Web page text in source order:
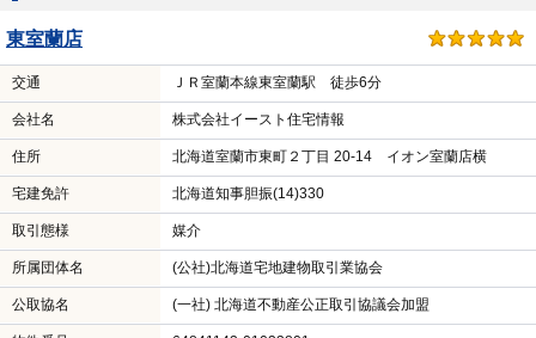
東室蘭店
交通 ＪＲ室蘭本線東室蘭駅 徒歩6分
会社名 株式会社イースト住宅情報
住所 北海道室蘭市東町２丁目 20-14 イオン室蘭店横
宅建免許 北海道知事胆振(14)330
取引態様 媒介
所属団体名 (公社)北海道宅地建物取引業協会
公取協名 (一社) 北海道不動産公正取引協議会加盟